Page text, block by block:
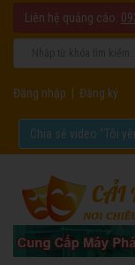
Liên hệ quảng cáo:
Đăng nhập Đăng ký
Chia sẻ video "Tôi